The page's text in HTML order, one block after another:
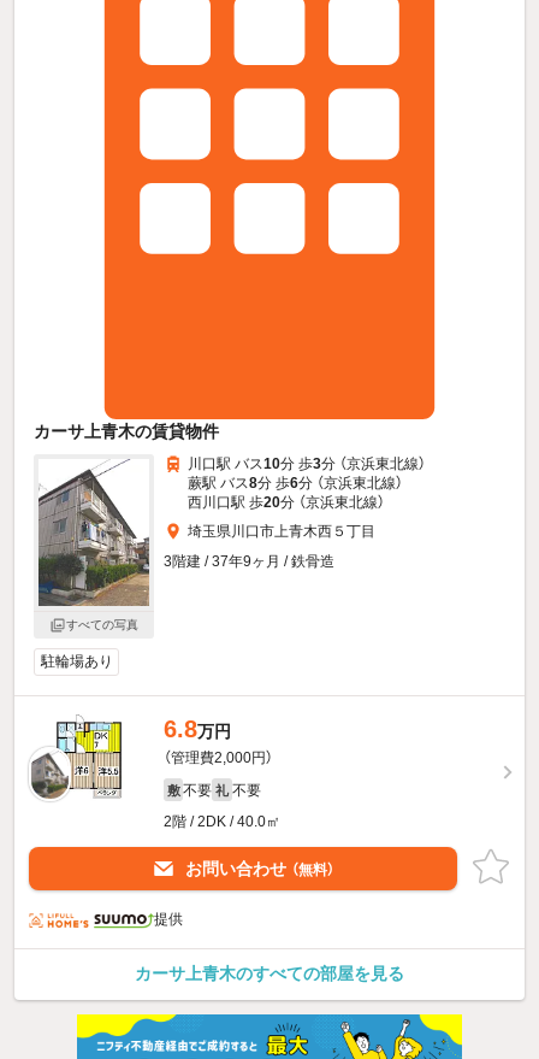
カーサ上青木の賃貸物件
すべての写真
川口駅 バス10分 歩3分 （京浜東北線）
蕨駅 バス8分 歩6分 （京浜東北線）
西川口駅 歩20分 （京浜東北線）
埼玉県川口市上青木西５丁目
3階建 / 37年9ヶ月 / 鉄骨造
駐輪場あり
6.8万円
（管理費2,000円）
敷 不要 礼 不要
2階 / 2DK / 40.0㎡
お問い合わせ （無料）
提供
カーサ上青木のすべての部屋を見る